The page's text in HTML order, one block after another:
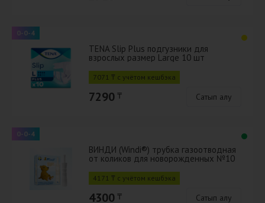
0-0-4
TENA Slip Plus подгузники для
взрослых размер Large 10 шт
7071 ₸ с учётом кешбэка
7290 ₸ Сатып алу
0-0-4
ВИНДИ (Windi®) трубка газоотводная
от коликов для новорожденных №10
4171 ₸ с учётом кешбэка
4300 ₸ Сатып алу